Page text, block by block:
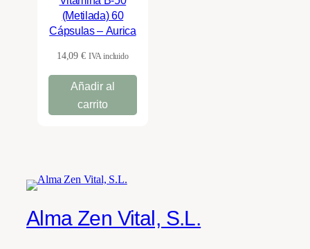
(Metilada) 60
Cápsulas – Aurica
14,09€ IVA incluido
Añadir al
carrito
Alma Zen Vital, S.L.